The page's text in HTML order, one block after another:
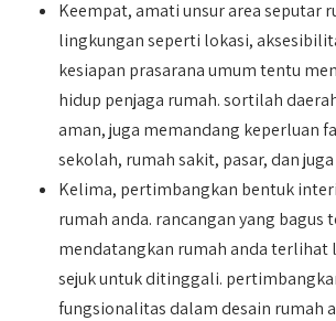
Keempat, amati unsur area seputar
lingkungan seperti lokasi,
kesiapan prasarana umum tentu
hidup penjaga rumah. sortilah
aman, juga memandang keperluan
sekolah, rumah sakit, pasar, dan
Kelima, pertimbangkan bentuk
rumah anda. rancangan yang bagus
mendatangkan rumah anda terlihat
sejuk untuk ditinggali.
fungsionalitas dalam desain rumah